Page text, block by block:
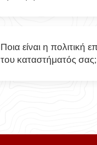
Ποια είναι η πολιτική
του καταστήματός σας;